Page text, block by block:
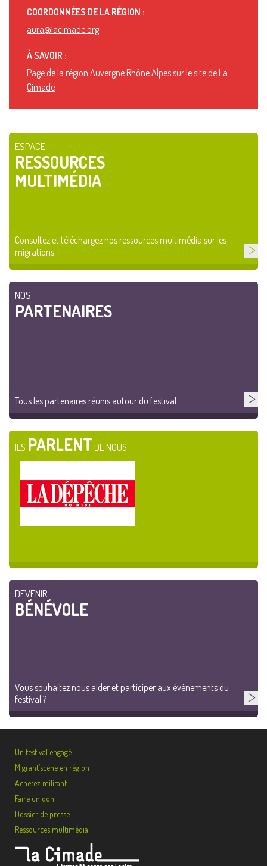
COORDONNÉES DE LA RÉGION :
aura@lacimade.org
À SAVOIR :
Page de la région Auvergne Rhône Alpes sur le site de La
Cimade
ESPACE
RESSOURCES
MULTIMÉDIA
Consultez et téléchargez nos ressources multimédia sur les
migrations
NOS
PARTENAIRES
Tous les partenaires réunis autour du festival
ILS PARLENT DE NOUS
DEVENIR
BÉNÉVOLE
Vous souhaitez nous aider et participer aux événements du
festival ?
Un festival engagé
Migrant’scène en région
Achetez militant
Faire un don
Dossier de presse
Ressources multimédia